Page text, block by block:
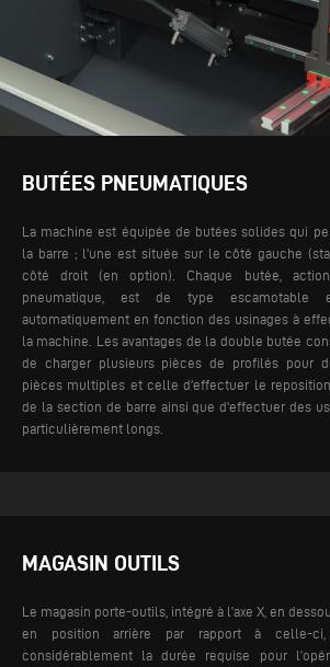
BUTÉES PNEUMATIQUES
La machine est équipée de butées solides qui
la barre ; l'une est située sur le côté gauche
côté droit (en option). Chaque butée,
pneumatique, est de type escamotable
automatiquement en fonction des usinages à
la machine.
Les avantages de la double butée
de charger plusieurs pièces de profilés pour
pièces multiples et celle d'effectuer le
de la section de barre ainsi que d'effectuer des
particulièrement longs.
MAGASIN OUTILS
Le magasin porte-outils, intégré à l’axe X, en
en position arrière par rapport à celle-
considérablement la durée requise pour